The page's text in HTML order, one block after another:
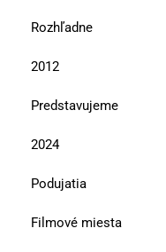
Rozhľadne
2012
Predstavujeme
2024
Podujatia
Filmové miesta